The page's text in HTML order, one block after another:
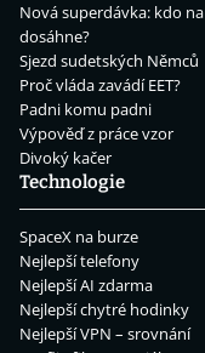
Nová superdávka: kdo
dosáhne?
Sjezd sudetských Němců
Proč vláda zavádí EET?
Padni komu padni
Výpověď z práce vzor
Divoký kačer
Technologie
SpaceX na burze
Nejlepší telefony
Nejlepší AI zdarma
Nejlepší chytré hodinky
Nejlepší VPN – srovnání